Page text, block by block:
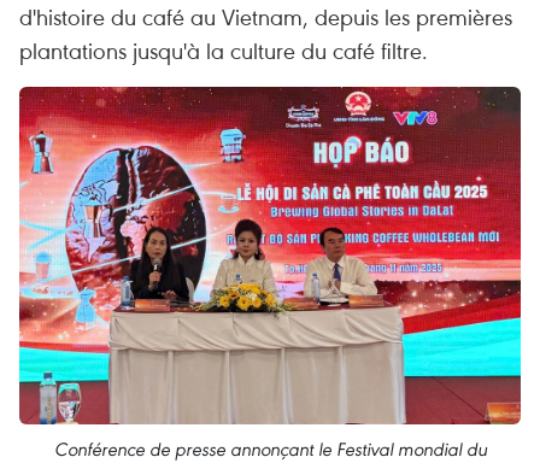
d'histoire du café au Vietnam, depuis les premières
plantations jusqu'à la culture du café filtre.
Conférence de presse annonçant le Festival mondial du